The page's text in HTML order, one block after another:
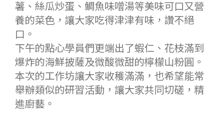
薯、絲瓜炒蛋、鯛魚味噌湯等美味可口又營
養的菜色，讓大家吃得津津有味，讚不絕
口。
下午的點心學員們更端出了蝦仁、花枝滿到
爆炸的海鮮披薩及微酸微甜的檸檬山粉圓。
本次的工作坊讓大家收穫滿滿，也希望能常
舉辦類似的研習活動，讓大家共同切磋，精
進廚藝。